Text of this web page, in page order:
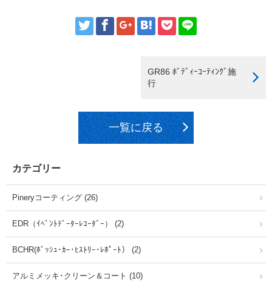
GR86 ﾎﾞﾃﾞｨｰｺｰﾃｨﾝｸﾞ施
行
一覧に戻る
カテゴリー
Pineryコーティング (26)
EDR（ｲﾍﾞﾝﾄﾃﾞｰﾀｰﾚｺｰﾀﾞｰ） (2)
BCHR(ﾎﾞｯｼｭ･ｶｰ･ﾋｽﾄﾘｰ･ﾚﾎﾟｰﾄ） (2)
アルミメッキ･クリーン＆コート (10)